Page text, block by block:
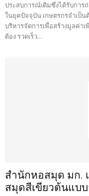
ประสบการณ์เดิมซึ่งได้รับกา
ในยุคปัจจุบัน เกษตรกรจำเป็
บริหารจัดการเพื่อสร้างมูลค่า
ต้อง รวดเร็ว...
สำนักหอสมุด มก.
สมุดสีเขียวต้นแบ